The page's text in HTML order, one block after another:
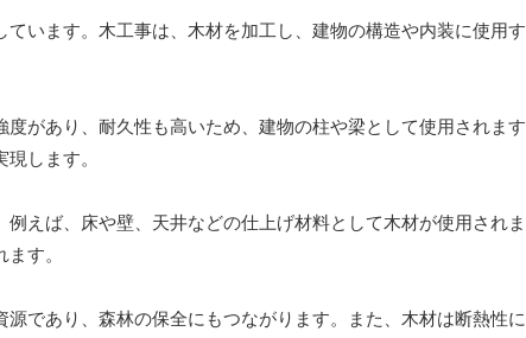
います。木工事は、木材を加工し、建物の構造や内装に使用
があり、耐久性も高いため、建物の柱や梁として使用されま
します。
えば、床や壁、天井などの仕上げ材料として木材が使用されま
す。
であり、森林の保全にもつながります。また、木材は断熱性